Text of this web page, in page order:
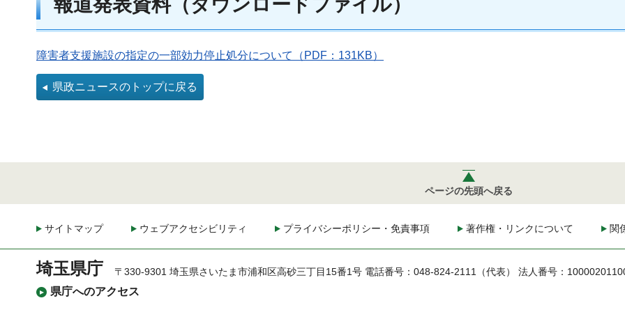
報道発表資料（ダウンロードファイル）
障害者支援施設の指定の一部効力停止処分について（PDF：131KB）
県政ニュースのトップに戻る
ページの先頭へ戻る
サイトマップ ウェブアクセシビリティ プライバシーポリシー・免責事項 著作権・リンクについて 関
埼玉県庁
県庁へのアクセス
〒330-9301 埼玉県さいたま市浦和区高砂三丁目15番1号 電話番号：048-824-2111（代表） 法人番号：